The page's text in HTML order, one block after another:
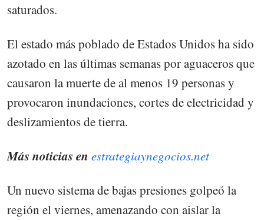
saturados.
El estado más poblado de Estados Unidos ha sido
azotado en las últimas semanas por aguaceros que
causaron la muerte de al menos 19 personas y
provocaron inundaciones, cortes de electricidad y
deslizamientos de tierra.
Más noticias en estrategiaynegocios.net
Un nuevo sistema de bajas presiones golpeó la
región el viernes, amenazando con aislar la